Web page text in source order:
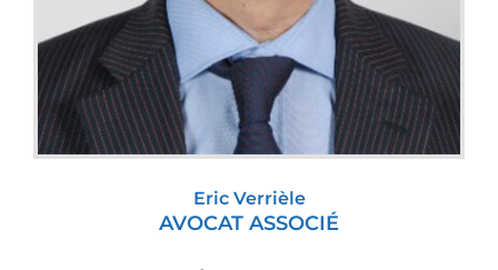
Eric Verrièle
AVOCAT ASSOCIÉ